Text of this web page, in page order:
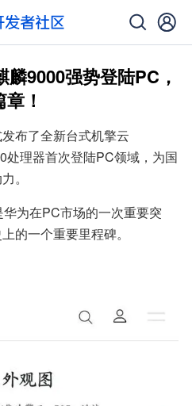
9000强势登陆PC，
！
布了全新台式机擎云
处理器首次登陆PC领域，为国
。
为在PC市场的一次重要突
的一个重要里程碑。